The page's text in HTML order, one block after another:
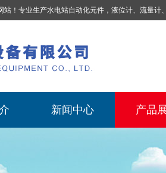
站！专业生产水电站自动化元件，液位计、流量计、压力变送器、油混水控制器、温度传感器、电磁阀球阀蝶阀、测速装置、位移变送器、油冷却器、自动补气装置、机械过速保护装置、
新闻中心 产品